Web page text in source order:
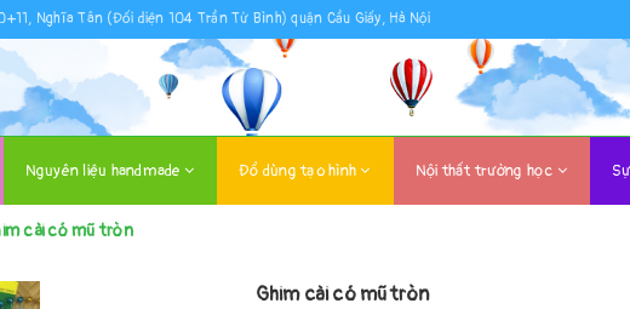
Nghĩa Tân (Đối diện 104 Trần Tử Bình) quận Cầu Giấy, Hà Nội
Nguyên liệu handmade Đồ dùng tạo hình Nội thất trường học
cài có mũ tròn
Ghim cài có mũ tròn